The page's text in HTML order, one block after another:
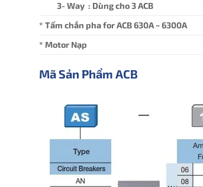
3- Way : Dùng cho 3 ACB
* Tấm chắn pha for ACB 630A ~ 6300A
* Motor Nạp
Mã Sản Phẩm ACB